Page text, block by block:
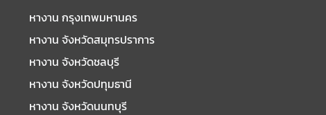
หางาน กรุงเทพมหานคร
หางาน จังหวัดสมุทรปราการ
หางาน จังหวัดชลบุรี
หางาน จังหวัดปทุมธานี
หางาน จังหวัดนนทบุรี